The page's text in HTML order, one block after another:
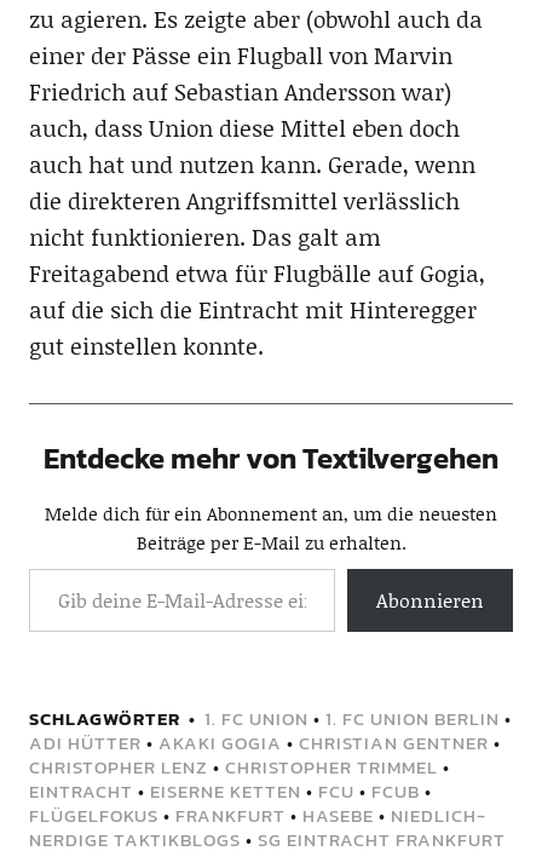
zu agieren. Es zeigte aber (obwohl auch da
einer der Pässe ein Flugball von Marvin
Friedrich auf Sebastian Andersson war)
auch, dass Union diese Mittel eben doch
auch hat und nutzen kann. Gerade, wenn
die direkteren Angriffsmittel verlässlich
nicht funktionieren. Das galt am
Freitagabend etwa für Flugbälle auf Gogia,
auf die sich die Eintracht mit Hinteregger
gut einstellen konnte.
Entdecke mehr von Textilvergehen
Melde dich für ein Abonnement an, um die neuesten
Beiträge per E-Mail zu erhalten.
Abonnieren
SCHLAGWÖRTER 1. FC UNION • 1. FC UNION BERLIN •
ADI HÜTTER • AKAKI GOGIA • CHRISTIAN GENTNER •
CHRISTOPHER LENZ • CHRISTOPHER TRIMMEL •
EINTRACHT • EISERNE KETTEN • FCU • FCUB •
FLÜGELFOKUS • FRANKFURT • HASEBE • NIEDLICH-
NERDIGE TAKTIKBLOGS • SG EINTRACHT FRANKFURT